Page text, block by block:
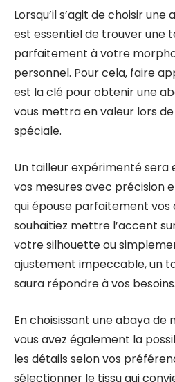
Lorsqu’il s’agit de choisir
est essentiel de trouver une
parfaitement à votre
personnel. Pour cela, faire
est la clé pour obtenir une
vous mettra en valeur lors
spéciale.
Un tailleur expérimenté sera
vos mesures avec précision
qui épouse parfaitement vos
souhaitiez mettre l’accent
votre silhouette ou
ajustement impeccable, un
saura répondre à vos besoins.
En choisissant une abaya de
vous avez également la
les détails selon vos
sélectionner le tissu qui